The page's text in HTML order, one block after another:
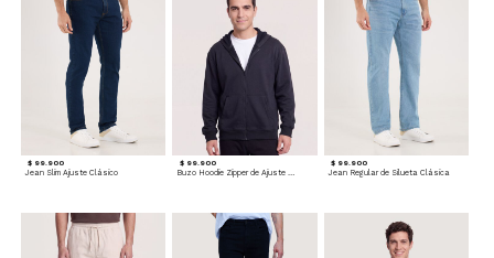
$ 99.900
Jean Slim Ajuste Clásico
$ 99.900
Buzo Hoodie Zipper de Ajuste Cómodo
$ 99.900
Jean Regular de Silueta Clásica